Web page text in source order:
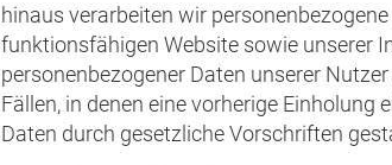
hinaus verarbeiten wir
funktionsfähigen Website sowie unserer
personenbezogener Daten unserer
Fällen, in denen eine vorherige
Daten durch gesetzliche Vorschriften